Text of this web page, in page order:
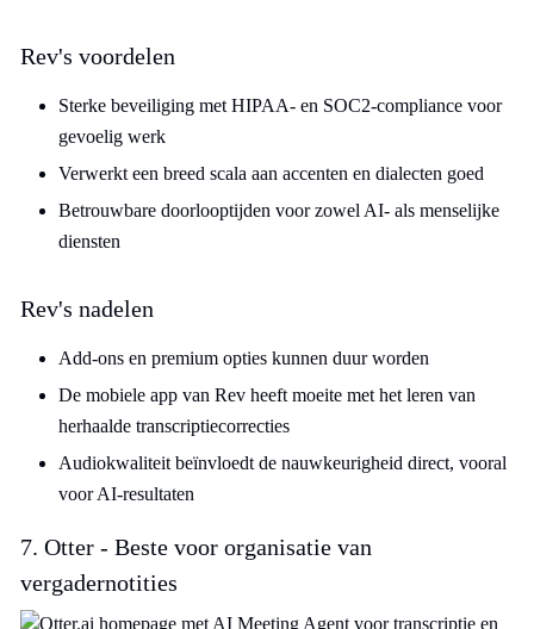
Rev's voordelen
Sterke beveiliging met HIPAA- en SOC2-compliance voor
gevoelig werk
Verwerkt een breed scala aan accenten en dialecten goed
Betrouwbare doorlooptijden voor zowel AI- als menselijke
diensten
Rev's nadelen
Add-ons en premium opties kunnen duur worden
De mobiele app van Rev heeft moeite met het leren van
herhaalde transcriptiecorrecties
Audiokwaliteit beïnvloedt de nauwkeurigheid direct, vooral
voor AI-resultaten
7. Otter - Beste voor organisatie van
vergadernotities